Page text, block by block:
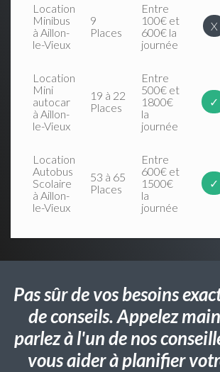
Location
Minibus
à Aillon-
le-Vieux
9
Places
Entre
100€ et
600€ la
journée
X
Location
Mini
autocar
à Aillon-
le-Vieux
19 à 22
Places
Entre
500€ et
1800€
la
journée
✓
Location
Autobus
Scolaire
à Aillon-
le-Vieux
53 à 65
Places
Entre
600€ et
1500€
la
journée
✓
Pas sûr de vos besoins
de conseils. Appelez
parlez à l'un de nos
vous aider à planifier